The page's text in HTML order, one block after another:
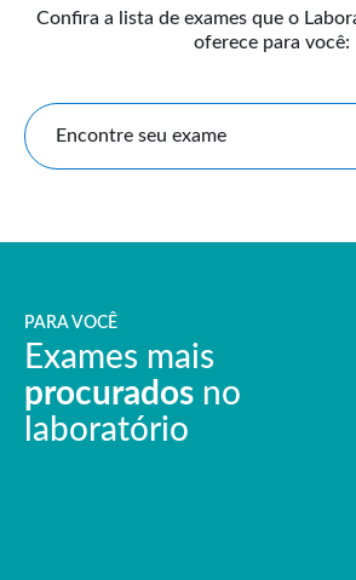
Confira a lista de exames que o
oferece para você:
PARA VOCÊ
Exames mais
procurados no
laboratório